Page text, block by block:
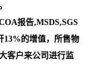
报告,MSDS,SGS
13%的增值，所售物
客户来公司进行监